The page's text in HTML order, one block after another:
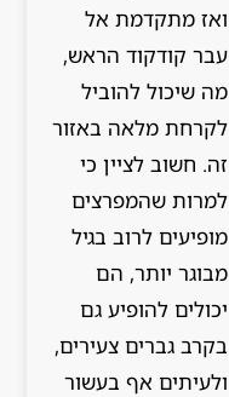
ואז מתקדמת אל
עבר קודקוד הראש,
מה שיכול להוביל
לקרחת מלאה באזור
זה. חשוב לציין כי
למרות שהמפרצים
מופיעים לרוב בגיל
מבוגר יותר, הם
יכולים להופיע גם
בקרב גברים צעירים,
ולעיתים אף בעשור